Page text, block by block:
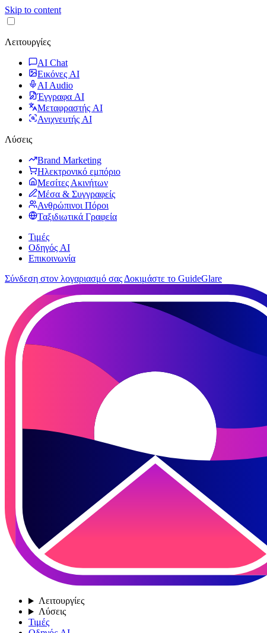
Skip to content
Λειτουργίες
AI Chat
Εικόνες AI
AI Audio
Έγγραφα AI
Μεταφραστής AI
Ανιχνευτής AI
Λύσεις
Brand Marketing
Ηλεκτρονικό εμπόριο
Μεσίτες Ακινήτων
Μέσα & Συγγραφείς
Ανθρώπινοι Πόροι
Ταξιδιωτικά Γραφεία
Τιμές
Οδηγός AI
Επικοινωνία
Σύνδεση στον λογαριασμό σας Δοκιμάστε το GuideGlare
Λειτουργίες
Λύσεις
Τιμές